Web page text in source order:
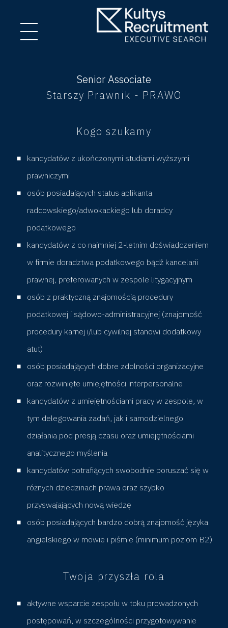
i
o
A
s
s
o
c
a
e
S
r
Senior Associate
Starszy Prawnik - PRAWO
Kogo szukamy
kandydatów z ukończonymi studiami wyższymi
prawniczymi
osób posiadających status aplikanta
radcowskiego/adwokackiego lub doradcy
podatkowego
kandydatów z co najmniej 2-letnim doświadczeniem
w firmie doradztwa podatkowego bądź kancelarii
prawnej, preferowanych w zespole litygacyjnym
osób z praktyczną znajomością procedury
podatkowej i sądowo-administracyjnej (znajomość
procedury karnej i/lub cywilnej stanowi dodatkowy
atut)
osób posiadających dobre zdolności organizacyjne
oraz rozwinięte umiejętności interpersonalne
kandydatów z umiejętnościami pracy w zespole, w
tym delegowania zadań, jak i samodzielnego
działania pod presją czasu oraz umiejętnościami
analitycznego myślenia
kandydatów potrafiących swobodnie poruszać się w
różnych dziedzinach prawa oraz szybko
przyswajających nową wiedzę
osób posiadających bardzo dobrą znajomość języka
angielskiego w mowie i piśmie (minimum poziom B2)
Twoja przyszła rola
aktywne wsparcie zespołu w toku prowadzonych
postępowań, w szczególności przygotowywanie